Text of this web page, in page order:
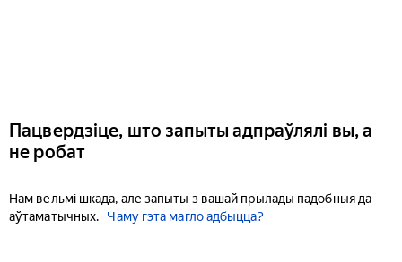
Пацвердзіце, што запыты адпраўлялі вы, а
не робат
Нам вельмі шкада, але запыты з вашай прылады падобныя да
аўтаматычных.
Чаму гэта магло адбыцца?